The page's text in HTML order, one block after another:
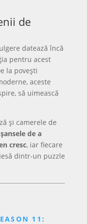
de
datează încă
pentru acest
la povești
aceste
să uimească
și camerele de
șansele de a
cresc, iar fiecare
dintr-un puzzle
11: